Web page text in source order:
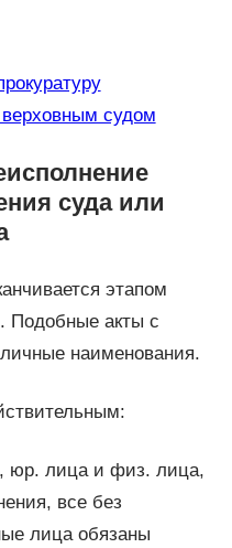
судом
суда или
этапом
Подобные акты с
наименования.
юр. лица и физ. лица,
все без
лица обязаны